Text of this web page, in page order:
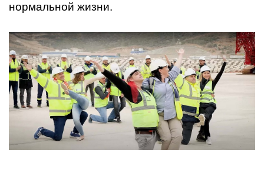
нормальной жизни.